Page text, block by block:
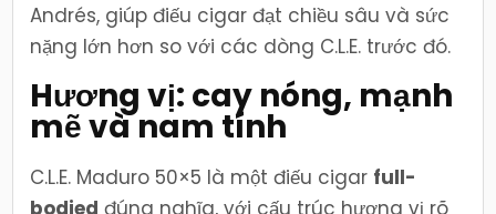
Andrés, giúp điếu cigar đạt chiều sâu và sức
nặng lớn hơn so với các dòng C.L.E. trước đó.
Hương vị: cay nóng, mạnh
mẽ và nam tính
C.L.E. Maduro 50×5 là một điếu cigar full-
bodied đúng nghĩa, với cấu trúc hương vị rõ